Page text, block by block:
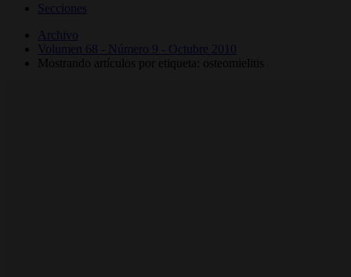
Secciones
Archivo
Volumen 68 - Número 9 - Octubre 2010
Mostrando artículos por etiqueta: osteomielitis